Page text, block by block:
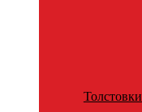
Толстовки